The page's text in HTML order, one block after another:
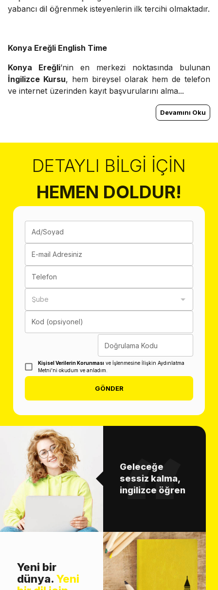
yabancı dil öğrenmek isteyenlerin ilk tercihi olmaktadır.
Konya Ereğli English Time
Konya Ereğli’nin en merkezi noktasında bulunan
İngilizce Kursu, hem bireysel olarak hem de telefon
ve internet üzerinden kayıt başvurularını alma...
Devamını Oku
DETAYLI BILGI İÇIN
HEMEN DOLDUR!
Ad/Soyad
E-mail Adresiniz
Telefon
Şube
Kod (opsiyonel)
Doğrulama Kodu
Kişisel Verilerin Korunması ve İşlenmesine İlişkin Aydınlatma
Metni'ni okudum ve anladım.
GÖNDER
Geleceğe
sessiz kalma,
ingilizce öğren
Yeni bir
dünya. Yeni